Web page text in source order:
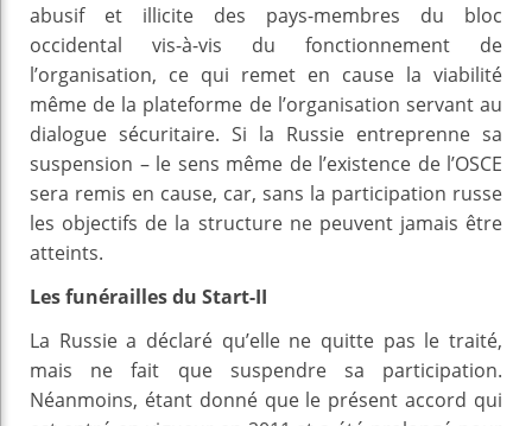
abusif et illicite des pays-membres du bloc
occidental vis-à-vis du fonctionnement de
l’organisation, ce qui remet en cause la viabilité
même de la plateforme de l’organisation servant au
dialogue sécuritaire. Si la Russie entreprenne sa
suspension – le sens même de l’existence de l’OSCE
sera remis en cause, car, sans la participation russe
les objectifs de la structure ne peuvent jamais être
atteints.
Les funérailles du Start-II
La Russie a déclaré qu’elle ne quitte pas le traité,
mais ne fait que suspendre sa participation.
Néanmoins, étant donné que le présent accord qui